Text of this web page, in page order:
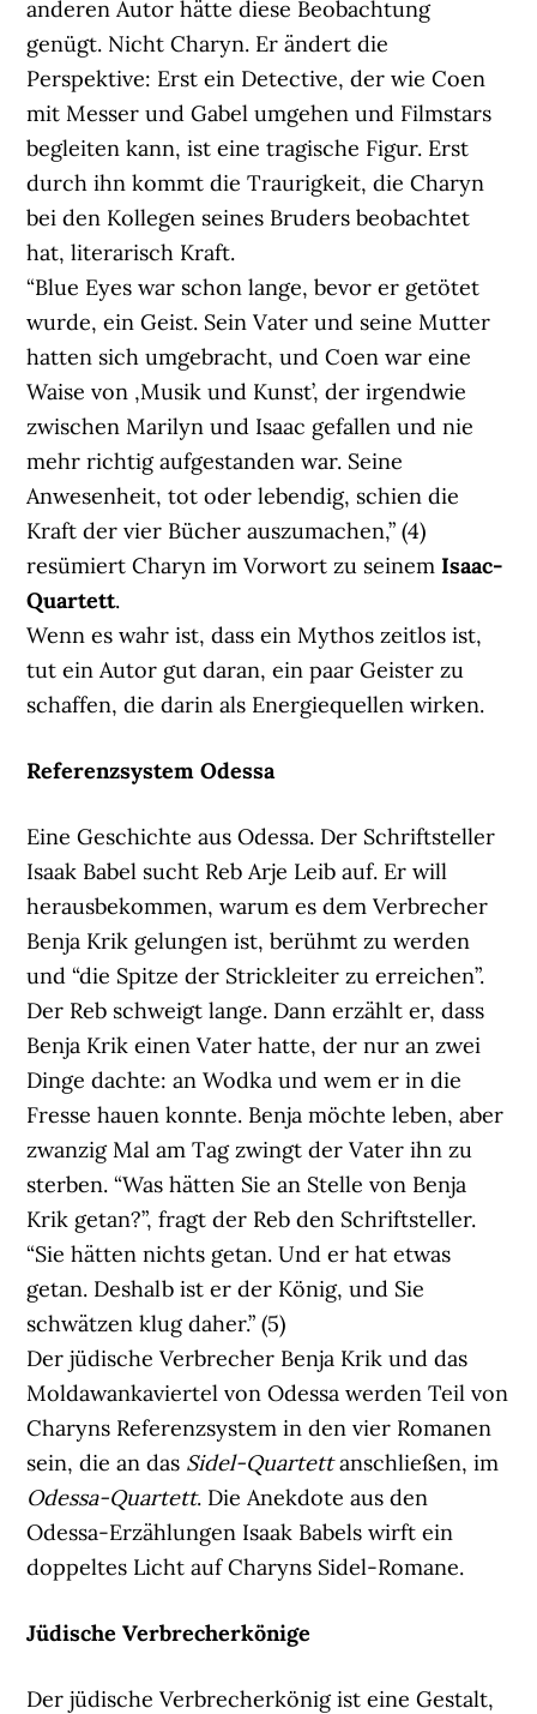
anderen Autor hätte diese Beobachtung
genügt. Nicht Charyn. Er ändert die
Perspektive: Erst ein Detective, der wie Coen
mit Messer und Gabel umgehen und Filmstars
begleiten kann, ist eine tragische Figur. Erst
durch ihn kommt die Traurigkeit, die Charyn
bei den Kollegen seines Bruders beobachtet
hat, literarisch Kraft.
“Blue Eyes war schon lange, bevor er getötet
wurde, ein Geist. Sein Vater und seine Mutter
hatten sich umgebracht, und Coen war eine
Waise von ‚Musik und Kunst’, der irgendwie
zwischen Marilyn und Isaac gefallen und nie
mehr richtig aufgestanden war. Seine
Anwesenheit, tot oder lebendig, schien die
Kraft der vier Bücher auszumachen,” (4)
resümiert Charyn im Vorwort zu seinemIsaac-
Quartett.
Wenn es wahr ist, dass ein Mythos zeitlos ist,
tut ein Autor gut daran, ein paar Geister zu
schaffen, die darin als Energiequellen wirken.
Referenzsystem Odessa
Eine Geschichte aus Odessa. Der Schriftsteller
Isaak Babel sucht Reb Arje Leib auf. Er will
herausbekommen, warum es dem Verbrecher
Benja Krik gelungen ist, berühmt zu werden
und “die Spitze der Strickleiter zu erreichen”.
Der Reb schweigt lange. Dann erzählt er, dass
Benja Krik einen Vater hatte, der nur an zwei
Dinge dachte: an Wodka und wem er in die
Fresse hauen konnte. Benja möchte leben, aber
zwanzig Mal am Tag zwingt der Vater ihn zu
sterben. “Was hätten Sie an Stelle von Benja
Krik getan?”, fragt der Reb den Schriftsteller.
“Sie hätten nichts getan. Und er hat etwas
getan. Deshalb ist er der König, und Sie
schwätzen klug daher.” (5)
Der jüdische Verbrecher Benja Krik und das
Moldawankaviertel von Odessa werden Teil von
Charyns Referenzsystem in den vier Romanen
sein, die an das Sidel-Quartettanschließen, im
Odessa-Quartett. Die Anekdote aus den
Odessa-Erzählungen Isaak Babels wirft ein
doppeltes Licht auf Charyns Sidel-Romane.
Jüdische Verbrecherkönige
Der jüdische Verbrecherkönig ist eine Gestalt,